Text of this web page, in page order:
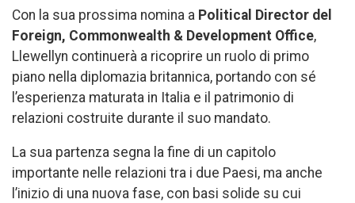
Con la sua prossima nomina a Political Director del
Foreign, Commonwealth & Development Office,
Llewellyn continuerà a ricoprire un ruolo di primo
piano nella diplomazia britannica, portando con sé
l’esperienza maturata in Italia e il patrimonio di
relazioni costruite durante il suo mandato.
La sua partenza segna la fine di un capitolo
importante nelle relazioni tra i due Paesi, ma anche
l’inizio di una nuova fase, con basi solide su cui